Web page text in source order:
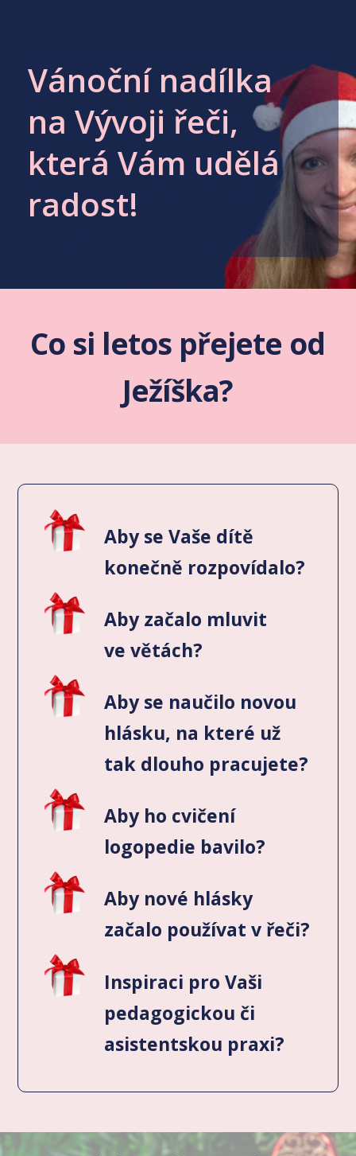
Vánoční nadílka
na Vývoji řeči,
která Vám udělá
radost!
Co si letos přejete od
Ježíška?
Aby se Vaše dítě
konečně rozpovídalo?
Aby začalo mluvit
ve větách?
Aby se naučilo novou
hlásku, na které už
tak dlouho pracujete?
Aby ho cvičení
logopedie bavilo?
Aby nové hlásky
začalo používat v řeči?
Inspiraci pro Vaši
pedagogickou či
asistentskou praxi?